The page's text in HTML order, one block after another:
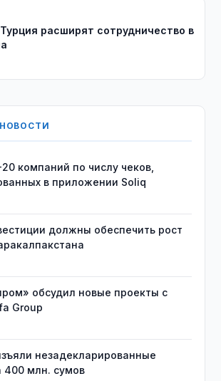
расширят сотрудничество в
компаний по числу чеков,
в приложении Soliq
должны обеспечить рост
обсудил новые проекты с
Group
незадекларированные
400 млн. сумов